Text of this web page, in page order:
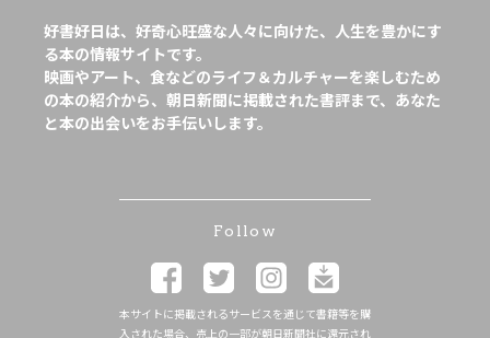
好書好日は、好奇心旺盛な人々に向けた、人生を豊かにす
る本の情報サイトです。
映画やアート、食などのライフ＆カルチャーを楽しむため
の本の紹介から、朝日新聞に掲載された書評まで、あなた
と本の出会いをお手伝いします。
Follow
本サイトに掲載されるサービスを通じて書籍等を購
入された場合、売上の一部が朝日新聞社に還元され